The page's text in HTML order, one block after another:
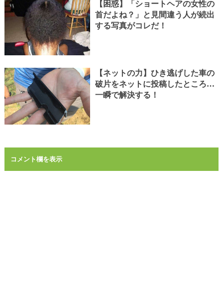
【困惑】「ショートヘアの女性の
首だよね？」と見間違う人が続出
する写真がコレだ！
【ネットの力】ひき逃げした車の
破片をネットに投稿したところ…
一瞬で解決する！
コメント欄を表示